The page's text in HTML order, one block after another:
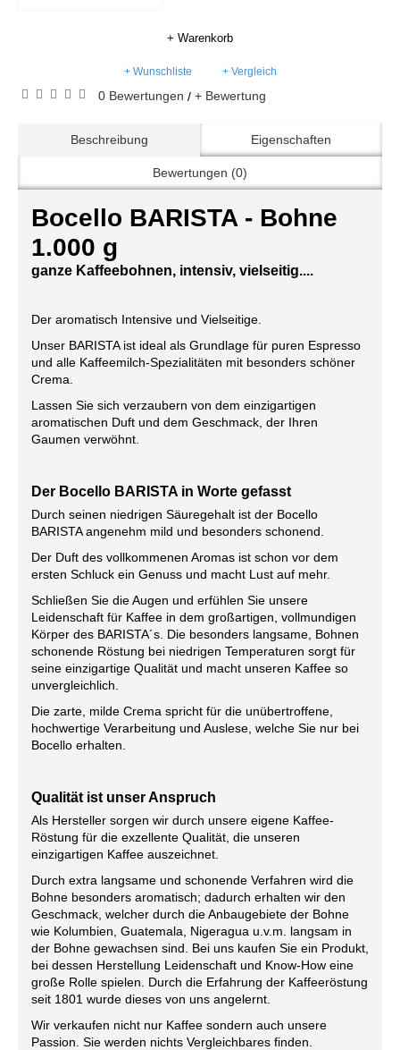
+ Warenkorb
+ Wunschliste + Vergleich
0 Bewertungen / + Bewertung
Beschreibung Eigenschaften
Bewertungen (0)
Bocello BARISTA - Bohne
1.000 g
ganze Kaffeebohnen, intensiv, vielseitig....
Der aromatisch Intensive und Vielseitige.
Unser BARISTA ist ideal als Grundlage für puren Espresso
und alle Kaffeemilch-Spezialitäten mit besonders schöner
Crema.
Lassen Sie sich verzaubern von dem einzigartigen
aromatischen Duft und dem Geschmack, der Ihren
Gaumen verwöhnt.
Der Bocello BARISTA in Worte gefasst
Durch seinen niedrigen Säuregehalt ist der Bocello
BARISTA angenehm mild und besonders schonend.
Der Duft des vollkommenen Aromas ist schon vor dem
ersten Schluck ein Genuss und macht Lust auf mehr.
Schließen Sie die Augen und erfühlen Sie unsere
Leidenschaft für Kaffee in dem großartigen, vollmundigen
Körper des BARISTA´s. Die besonders langsame, Bohnen
schonende Röstung bei niedrigen Temperaturen sorgt für
seine einzigartige Qualität und macht unseren Kaffee so
unvergleichlich.
Die zarte, milde Crema spricht für die unübertroffene,
hochwertige Verarbeitung und Auslese, welche Sie nur bei
Bocello erhalten.
Qualität ist unser Anspruch
Als Hersteller sorgen wir durch unsere eigene Kaffee-
Röstung für die exzellente Qualität, die unseren
einzigartigen Kaffee auszeichnet.
Durch extra langsame und schonende Verfahren wird die
Bohne besonders aromatisch; dadurch erhalten wir den
Geschmack, welcher durch die Anbaugebiete der Bohne
wie Kolumbien, Guatemala, Nigeragua u.v.m. langsam in
der Bohne gewachsen sind. Bei uns kaufen Sie ein Produkt,
bei dessen Herstellung Leidenschaft und Know-How eine
große Rolle spielen. Durch die Erfahrung der Kaffeeröstung
seit 1801 wurde dieses von uns angelernt.
Wir verkaufen nicht nur Kaffee sondern auch unsere
Passion. Sie werden nichts Vergleichbares finden.